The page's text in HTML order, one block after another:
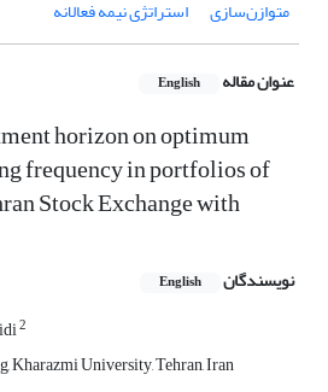
متوازن‌سازی استراتژی نیمه فعالانه
عنوان مقاله English
horizon on optimum
frequency in portfolios of
Stock Exchange with
نویسندگان English
2
Kharazmi University, Tehran, Iran